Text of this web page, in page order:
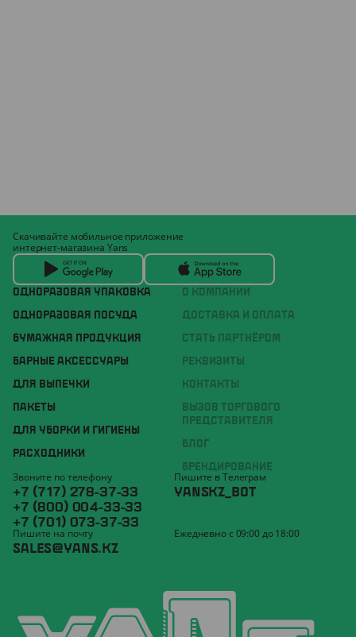
ОДНОРАЗОВАЯ УПАКОВКА
ОДНОРАЗОВАЯ ПОСУДА
БУМАЖНАЯ ПРОДУКЦИЯ
БАРНЫЕ АКСЕССУАРЫ
ДЛЯ ВЫПЕЧКИ
ПАКЕТЫ
ДЛЯ УБОРКИ И ГИГИЕНЫ
РАСХОДНИКИ
О КОМПАНИИ
ДОСТАВКА И ОПЛАТА
СТАТЬ ПАРТНЁРОМ
РЕКВИЗИТЫ
КОНТАКТЫ
ВЫЗОВ ТОРГОВОГО
ПРЕДСТАВИТЕЛЯ
БЛОГ
БРЕНДИРОВАНИЕ
Скачивайте мобильное приложение
интернет-магазина Yans
Звоните по телефону
+7 (717) 278-37-33
+7 (800) 004-33-33
+7 (701) 073-37-33
Пишите в Телеграм
YANSKZ_BOT
Пишите на почту
SALES@YANS.KZ
Ежедневно с 09:00 до 18:00